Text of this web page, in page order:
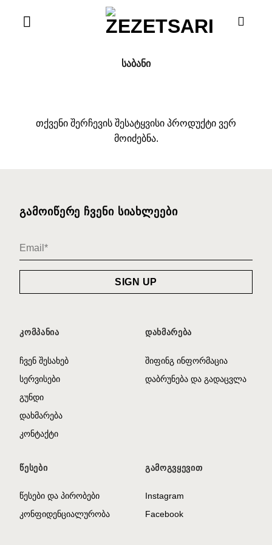
ᲡᲐᲑᲐᲜᲘ
თქვენი შერჩევის შესატყვისი პროდუქტი ვერ
მოიძებნა.
ᲒᲐᲛᲝᲘᲬᲔᲠᲔ ᲩᲕᲔᲜᲘ ᲡᲘᲐᲮᲚᲔᲔᲑᲘ
ᲙᲝᲛᲞᲐᲜᲘᲐ
ჩვენ შესახებ
სერვისები
გუნდი
დახმარება
კონტაქტი
ᲓᲐᲮᲛᲐᲠᲔᲑᲐ
შიფინგ ინფორმაცია
დაბრუნება და გადაცვლა
ᲬᲔᲡᲔᲑᲘ
წესები და პირობები
კონფიდენციალურობა
ᲒᲐᲛᲝᲒᲕᲧᲔᲕᲘᲗ
Instagram
Facebook